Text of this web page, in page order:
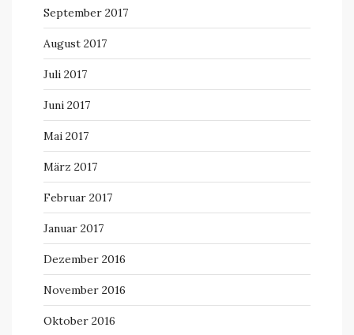
September 2017
August 2017
Juli 2017
Juni 2017
Mai 2017
März 2017
Februar 2017
Januar 2017
Dezember 2016
November 2016
Oktober 2016